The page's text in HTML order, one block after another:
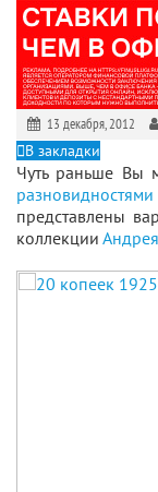
13 декабря, 2012
В закладки
Чуть раньше Вы
представлены
коллекции